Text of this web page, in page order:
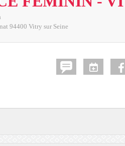
94400 Vitry sur Seine